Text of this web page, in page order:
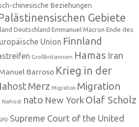
chinesische Beziehungen
Gebiete
Deutschland Emmanuel Macron Ende des
Union Finnland
Großbritannien Hamas Iran
Barroso Krieg in der
Merz Migration Migration
Nahost nato New YorkOlaf Scholz
Supreme Court of the United